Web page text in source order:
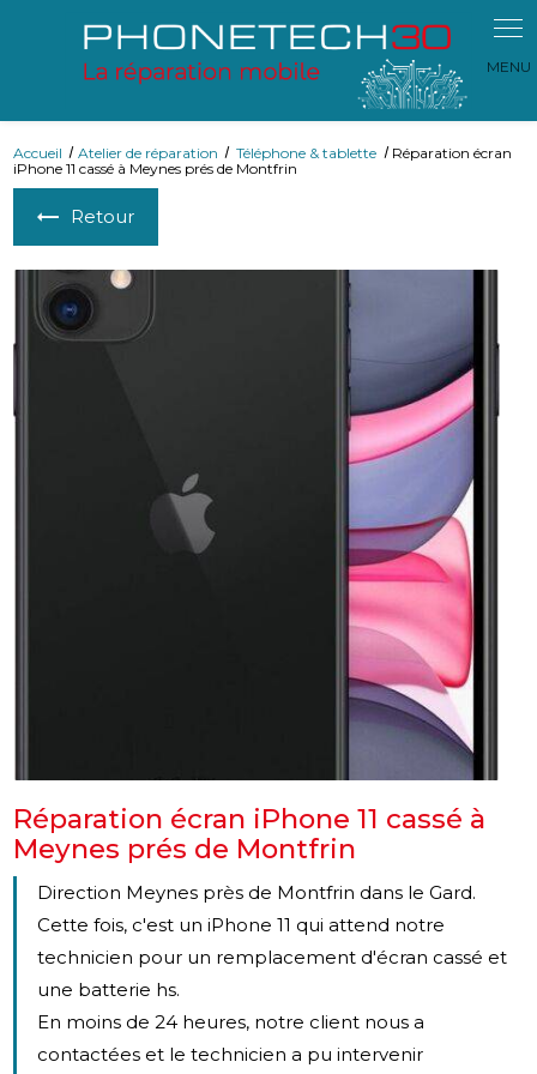
Accueil Atelier de réparation Téléphone & tablette
Réparation écran
iPhone 11 cassé à Meynes prés de Montfrin
Retour
Réparation écran iPhone 11 cassé à
Meynes prés de Montfrin
Direction Meynes près de Montfrin dans le Gard.
Cette fois, c'est un iPhone 11 qui attend notre
technicien pour un remplacement d'écran cassé et
une batterie hs.
En moins de 24 heures, notre client nous a
contactées et le technicien a pu intervenir